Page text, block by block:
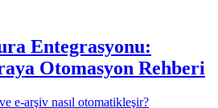
Entegrasyonu:
Otomasyon Rehberi
e-arşiv nasıl otomatikleşir?